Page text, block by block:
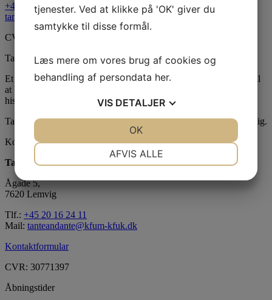
+45 20 16 24 11
tanteandante@kfum-kfuk.dk
CVR: 30771397
Tante Andantes hus
Et skægt og rart sted for børn i følge med voksne. Bliv udfordret til
at bruge fantasien, lege, synge, danse, male, opfinde eller fortælle
historier.
Tante Andantes Hus i Lemvig drives af KFUM og KFUK i Lemvig.
Kontaktinformation
Tante Andante Hus
Ågade 5,
7620 Lemvig
Tlf.: +45 20 16 24 11
Mail: tanteandante@kfum-kfuk.dk
Kontaktformular
CVR: 30771397
Åbningstider
tjenester. Ved at klikke på 'OK' giver du
samtykke til disse formål.
Læs mere om vores brug af cookies og
behandling af persondata her.
VIS DETALJER
AFVIS ALLE
OK